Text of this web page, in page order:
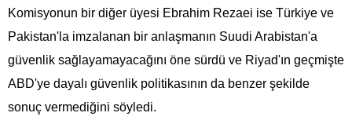
Komisyonun bir diğer üyesi Ebrahim Rezaei ise Türkiye ve
Pakistan'la imzalanan bir anlaşmanın Suudi Arabistan'a
güvenlik sağlayamayacağını öne sürdü ve Riyad'ın geçmişte
ABD'ye dayalı güvenlik politikasının da benzer şekilde
sonuç vermediğini söyledi.